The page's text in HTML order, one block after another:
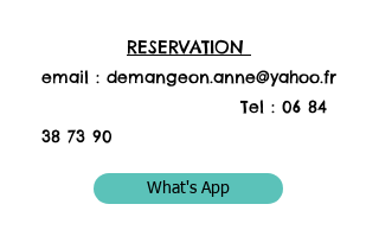
RESERVATION
email : demangeon.anne@yahoo.fr
Tel : 06 84
38 73 90
What's App